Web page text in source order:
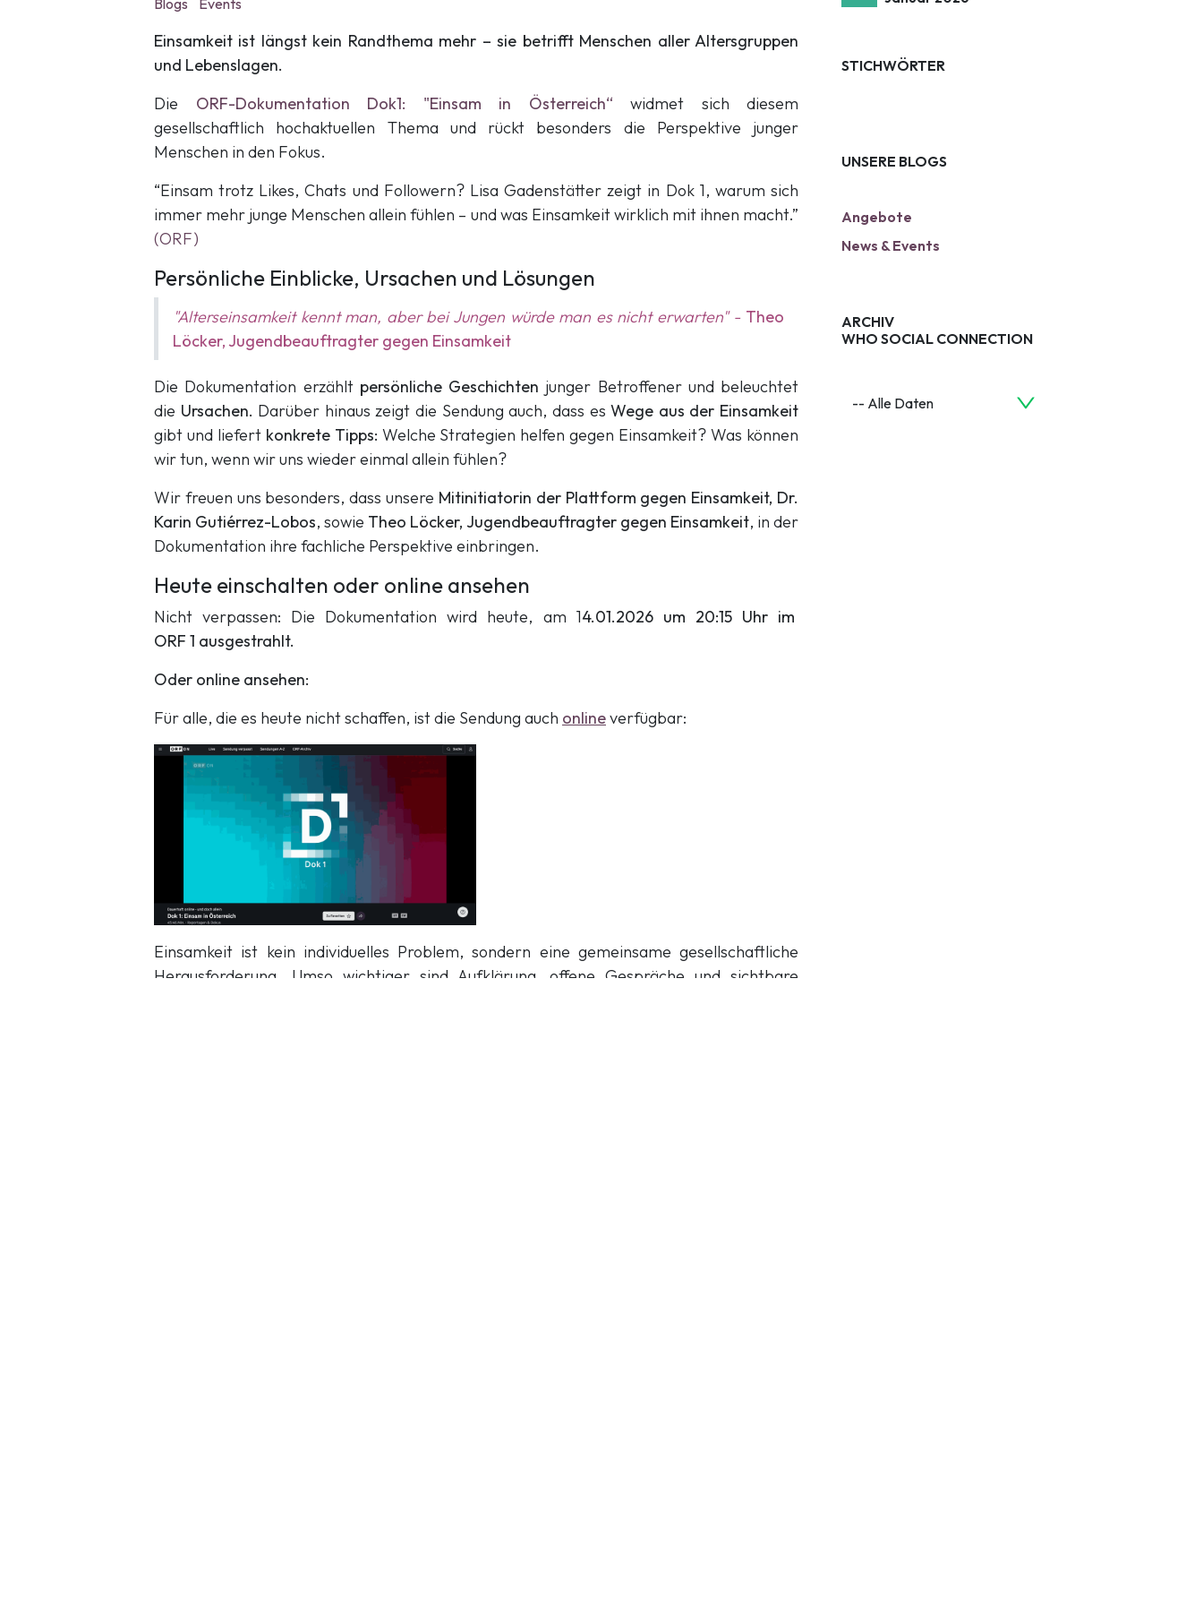
Einsamkeit ist längst kein Randthema mehr – sie betrifft Menschen aller Altersgruppen
und Lebenslagen.
Die ORF-Dokumentation Dok1: "Einsam in Österreich“ widmet sich diesem
gesellschaftlich hochaktuellen Thema und rückt besonders die Perspektive junger
Menschen in den Fokus.
“Einsam trotz Likes, Chats und Followern? Lisa Gadenstätter zeigt in Dok 1, warum sich
immer mehr junge Menschen allein fühlen – und was Einsamkeit wirklich mit ihnen macht.”
(ORF)
Persönliche Einblicke, Ursachen und Lösungen
"Alterseinsamkeit kennt man, aber bei Jungen würde man es nicht erwarten" - Theo
Löcker, Jugendbeauftragter gegen Einsamkeit
Die Dokumentation erzählt persönliche Geschichten junger Betroffener und beleuchtet
die Ursachen. Darüber hinaus zeigt die Sendung auch, dass esWege aus der Einsamkeit
gibt und liefert konkrete Tipps: Welche Strategien helfen gegen Einsamkeit? Was können
wir tun, wenn wir uns wieder einmal allein fühlen?
Wir freuen uns besonders, dass unsere Mitinitiatorin der Plattform gegen Einsamkeit, Dr.
Karin Gutiérrez-Lobos, sowie Theo Löcker, Jugendbeauftragter gegen Einsamkeit, in der
Dokumentation ihre fachliche Perspektive einbringen.
Heute einschalten oder online ansehen
Nicht verpassen: Die Dokumentation wird heute, am 14.01.2026 um 20:15 Uhr im
ORF 1 ausgestrahlt.
Oder online ansehen:
Für alle, die es heute nicht schaffen, ist die Sendung auch onlineverfügbar:
Einsamkeit ist kein individuelles Problem, sondern eine gemeinsame gesellschaftliche
Herausforderung. Umso wichtiger sind Aufklärung, offene Gespräche und sichtbare
STICHWÖRTER
UNSERE BLOGS
Angebote
News & Events
ARCHIV
WHO SOCIAL CONNECTION